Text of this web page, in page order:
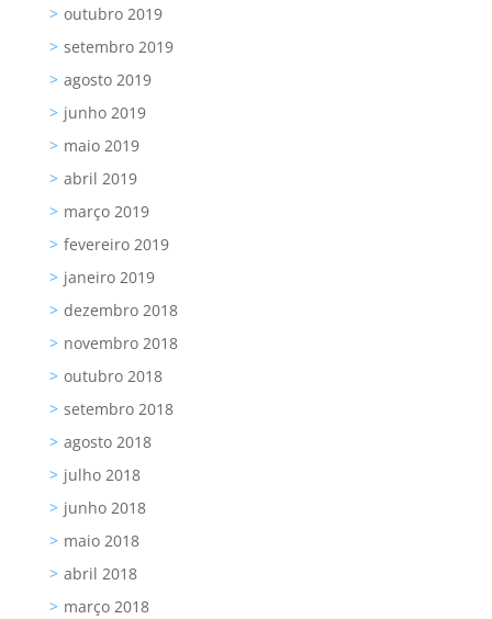
outubro 2019
setembro 2019
agosto 2019
junho 2019
maio 2019
abril 2019
março 2019
fevereiro 2019
janeiro 2019
dezembro 2018
novembro 2018
outubro 2018
setembro 2018
agosto 2018
julho 2018
junho 2018
maio 2018
abril 2018
março 2018